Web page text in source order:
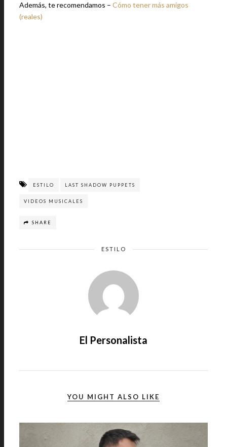
Además, te recomendamos – Cómo tener más amigos
(reales)
ESTILO LAST SHADOW PUPPETS
VIDEOS MUSICALES
SHARE
ESTILO
El Personalista
YOU MIGHT ALSO LIKE